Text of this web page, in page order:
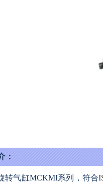
：
转气缸MCKMI系列，符合